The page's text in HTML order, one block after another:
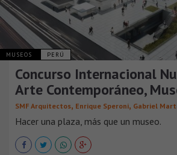
MUSEOS PERÚ
Concurso Internacional
Arte Contemporáneo,
SMF Arquitectos, Enrique Speroni, Gabriel
Hacer una plaza, más que un museo.